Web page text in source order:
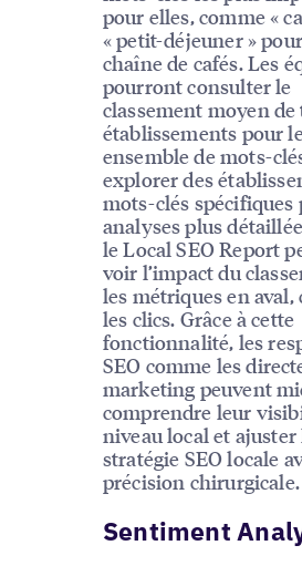
pour elles, comme «
« petit-déjeuner »
chaîne de cafés. Les
pourront consulter le
classement moyen de
établissements pour
ensemble de mots-
explorer des
mots-clés spécifiques
analyses plus
le Local SEO Report
voir l’impact du
les métriques en aval,
les clics. Grâce à cette
fonctionnalité, les
SEO comme les
marketing peuvent
comprendre leur
niveau local et
stratégie SEO locale
précision chirurgicale.
Sentiment